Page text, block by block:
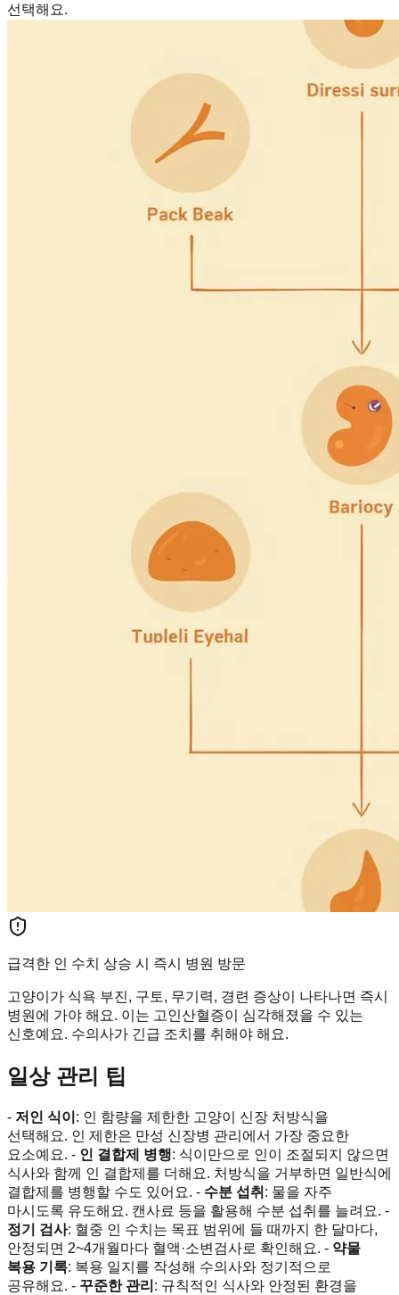
선택해요.
급격한 인 수치 상승 시 즉시 병원 방문
고양이가 식욕 부진, 구토, 무기력, 경련 증상이 나타나면 즉시
병원에 가야 해요. 이는 고인산혈증이 심각해졌을 수 있는
신호예요. 수의사가 긴급 조치를 취해야 해요.
일상 관리 팁
- 저인 식이 : 인 함량을 제한한 고양이 신장 처방식을
선택해요. 인 제한은 만성 신장병 관리에서 가장 중요한
요소예요. - 인 결합제 병행: 식이만으로 인이 조절되지 않으면
식사와 함께 인 결합제를 더해요. 처방식을 거부하면 일반식에
결합제를 병행할 수도 있어요. - 수분 섭취 : 물을 자주
마시도록 유도해요. 캔사료 등을 활용해 수분 섭취를 늘려요. -
정기 검사: 혈중 인 수치는 목표 범위에 들 때까지 한 달마다,
안정되면 2~4개월마다 혈액·소변검사로 확인해요. - 약물
복용 기록: 복용 일지를 작성해 수의사와 정기적으로
공유해요. - 꾸준한 관리 : 규칙적인 식사와 안정된 환경을